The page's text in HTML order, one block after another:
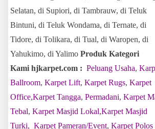
Selatan, di Supiori, di Tambrauw, di Teluk
Bintuni, di Teluk Wondama, di Ternate, di
Tidore, di Tolikara, di Tual, di Waropen, di
Yahukimo, di Yalimo Produk Kategori
Kami hjkarpet.com : Peluang Usaha,
Ballroom, Karpet Lift, Karpet Rugs, Karpet
Office,Karpet Tangga, Permadani, Karpet
Tebal, Karpet Masjid Lokal,Karpet Masjid
Turki, Karpet Pameran/Event, Karpet Polos